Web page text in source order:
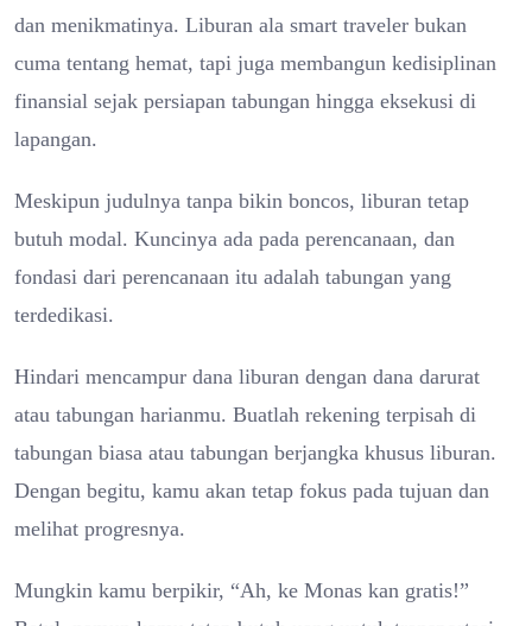
dan menikmatinya. Liburan ala smart traveler bukan
cuma tentang hemat, tapi juga membangun kedisiplinan
finansial sejak persiapan tabungan hingga eksekusi di
lapangan.
Meskipun judulnya tanpa bikin boncos, liburan tetap
butuh modal. Kuncinya ada pada perencanaan, dan
fondasi dari perencanaan itu adalah tabungan yang
terdedikasi.
Hindari mencampur dana liburan dengan dana darurat
atau tabungan harianmu. Buatlah rekening terpisah di
tabungan biasa atau tabungan berjangka khusus liburan.
Dengan begitu, kamu akan tetap fokus pada tujuan dan
melihat progresnya.
Mungkin kamu berpikir, “Ah, ke Monas kan gratis!”